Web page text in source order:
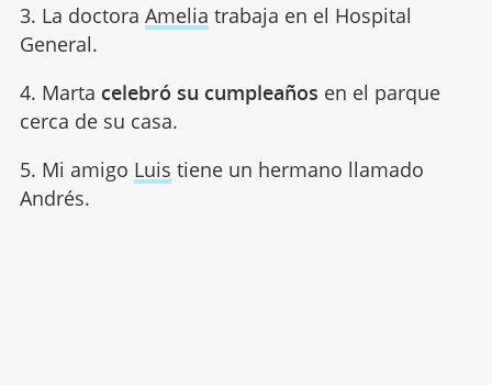
3. La doctora Amelia trabaja en el Hospital
General.
4. Marta celebró su cumpleaños en el parque
cerca de su casa.
5. Mi amigo Luis tiene un hermano llamado
Andrés.